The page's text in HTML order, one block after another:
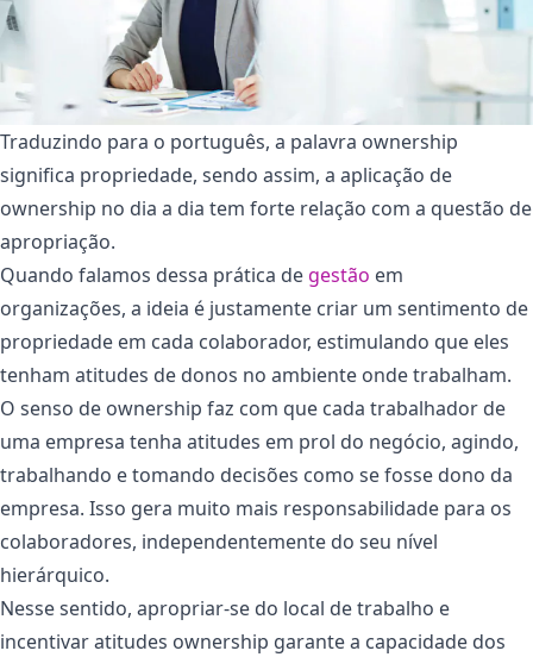
Traduzindo para o português, a palavra ownership
significa propriedade, sendo assim, a aplicação de
ownership no dia a dia tem forte relação com a questão de
apropriação.
Quando falamos dessa prática de gestão em
organizações, a ideia é justamente criar um sentimento de
propriedade em cada colaborador, estimulando que eles
tenham atitudes de donos no ambiente onde trabalham.
O senso de ownership faz com que cada trabalhador de
uma empresa tenha atitudes em prol do negócio, agindo,
trabalhando e tomando decisões como se fosse dono da
empresa. Isso gera muito mais responsabilidade para os
colaboradores, independentemente do seu nível
hierárquico.
Nesse sentido, apropriar-se do local de trabalho e
incentivar atitudes ownership garante a capacidade dos